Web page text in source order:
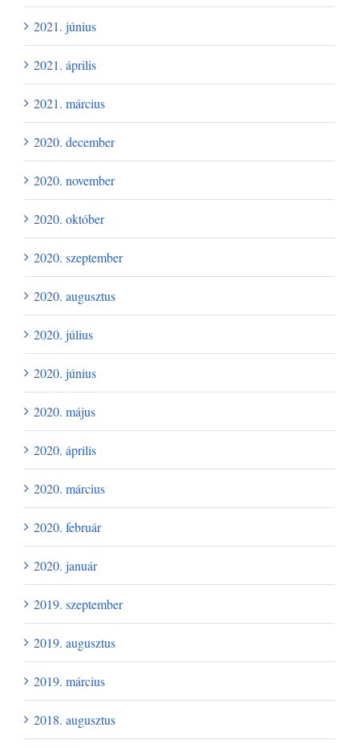
2021. június
2021. április
2021. március
2020. december
2020. november
2020. október
2020. szeptember
2020. augusztus
2020. július
2020. június
2020. május
2020. április
2020. március
2020. február
2020. január
2019. szeptember
2019. augusztus
2019. március
2018. augusztus